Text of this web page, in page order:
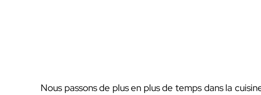
Nous passons de plus en plus de temps dans la